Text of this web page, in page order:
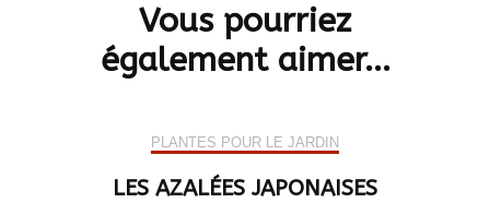
Vous pourriez
également aimer...
PLANTES POUR LE JARDIN
LES AZALÉES JAPONAISES